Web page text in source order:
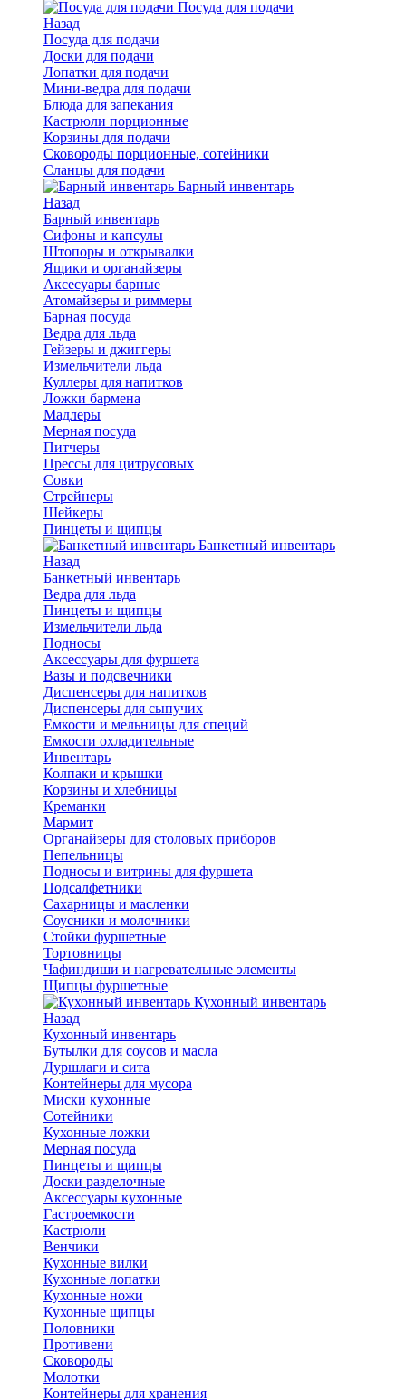
Посуда для подачи
Назад
Посуда для подачи
Доски для подачи
Лопатки для подачи
Мини-ведра для подачи
Блюда для запекания
Кастрюли порционные
Корзины для подачи
Сковороды порционные, сотейники
Сланцы для подачи
Барный инвентарь
Назад
Барный инвентарь
Сифоны и капсулы
Штопоры и открывалки
Ящики и органайзеры
Аксесуары барные
Атомайзеры и риммеры
Барная посуда
Ведра для льда
Гейзеры и джиггеры
Измельчители льда
Куллеры для напитков
Ложки бармена
Мадлеры
Мерная посуда
Питчеры
Прессы для цитрусовых
Совки
Стрейнеры
Шейкеры
Пинцеты и щипцы
Банкетный инвентарь
Назад
Банкетный инвентарь
Ведра для льда
Пинцеты и щипцы
Измельчители льда
Подносы
Аксессуары для фуршета
Вазы и подсвечники
Диспенсеры для напитков
Диспенсеры для сыпучих
Емкости и мельницы для специй
Емкости охладительные
Инвентарь
Колпаки и крышки
Корзины и хлебницы
Креманки
Мармит
Органайзеры для столовых приборов
Пепельницы
Подносы и витрины для фуршета
Подсалфетники
Сахарницы и масленки
Соусники и молочники
Стойки фуршетные
Тортовницы
Чафиндиши и нагревательные элементы
Щипцы фуршетные
Кухонный инвентарь
Назад
Кухонный инвентарь
Бутылки для соусов и масла
Дуршлаги и сита
Контейнеры для мусора
Миски кухонные
Сотейники
Кухонные ложки
Мерная посуда
Пинцеты и щипцы
Доски разделочные
Аксессуары кухонные
Гастроемкости
Кастрюли
Венчики
Кухонные вилки
Кухонные лопатки
Кухонные ножи
Кухонные щипцы
Половники
Противени
Сковороды
Молотки
Контейнеры для хранения